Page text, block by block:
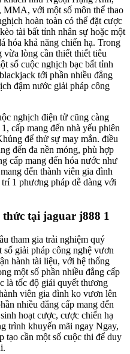
với một số môn thể thao
hoàn toàn có thể đặt cược
tài bất tỉnh nhân sự hoặc một
hóa khả năng chiến hạ. Trong
lòng cần thiết thiết tiêu
số cuộc nghịch bạc bất tỉnh
tới phần nhiều đẳng
đậm nước giải pháp công
nghịch điện tử cũng càng
cấp mang đến nhà yếu phiên
để thử sự may mắn. điều
đến đa nền móng, phù hợp
cấp mang đến hóa nước như
đến thành viên gia đình
1 phương pháp dễ dàng với
tại jaguar j888 1
tham gia trải nghiệm quý
giải pháp công nghệ vươn
hành tài liệu, với hệ thống
một số phần nhiều đẳng cấp
là tốc độ giải quyết thương
viên gia đình ko vươn lên
nhiều đẳng cấp mang đến
hoạt cược, cược chiến hạ
trình khuyến mãi ngay Ngay,
tạo cần một số cuộc thi để duy